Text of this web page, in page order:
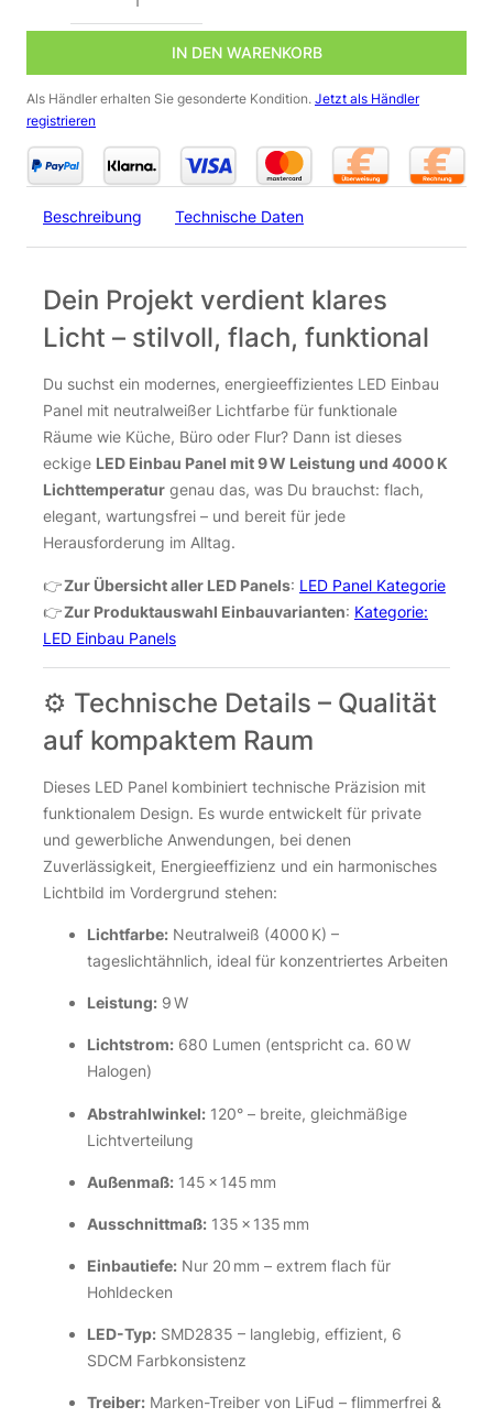
IN DEN WARENKORB
Als Händler erhalten Sie gesonderte Kondition. Jetzt als Händler
registrieren
Beschreibung Technische Daten
Dein Projekt verdient klares
Licht – stilvoll, flach, funktional
Du suchst ein modernes, energieeffizientes LED Einbau
Panel mit neutralweißer Lichtfarbe für funktionale
Räume wie Küche, Büro oder Flur? Dann ist dieses
eckige LED Einbau Panel mit 9 W Leistung und 4000 K
Lichttemperatur genau das, was Du brauchst: flach,
elegant, wartungsfrei – und bereit für jede
Herausforderung im Alltag.
👉Zur Übersicht aller LED Panels: LED Panel Kategorie
👉Zur Produktauswahl Einbauvarianten: Kategorie:
LED Einbau Panels
⚙️ Technische Details – Qualität
auf kompaktem Raum
Dieses LED Panel kombiniert technische Präzision mit
funktionalem Design. Es wurde entwickelt für private
und gewerbliche Anwendungen, bei denen
Zuverlässigkeit, Energieeffizienz und ein harmonisches
Lichtbild im Vordergrund stehen:
Lichtfarbe: Neutralweiß (4000 K) –
tageslichtähnlich, ideal für konzentriertes Arbeiten
Leistung: 9 W
Lichtstrom: 680 Lumen (entspricht ca. 60 W
Halogen)
Abstrahlwinkel: 120° – breite, gleichmäßige
Lichtverteilung
Außenmaß: 145 × 145 mm
Ausschnittmaß: 135 × 135 mm
Einbautiefe: Nur 20 mm – extrem flach für
Hohldecken
LED-Typ: SMD2835 – langlebig, effizient, 6
SDCM Farbkonsistenz
Treiber: Marken-Treiber von LiFud – flimmerfrei &